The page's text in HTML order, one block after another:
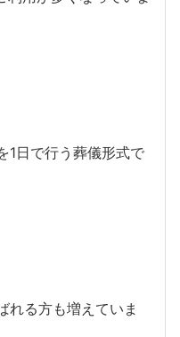
1日で行う葬儀形式で
れる方も増えていま